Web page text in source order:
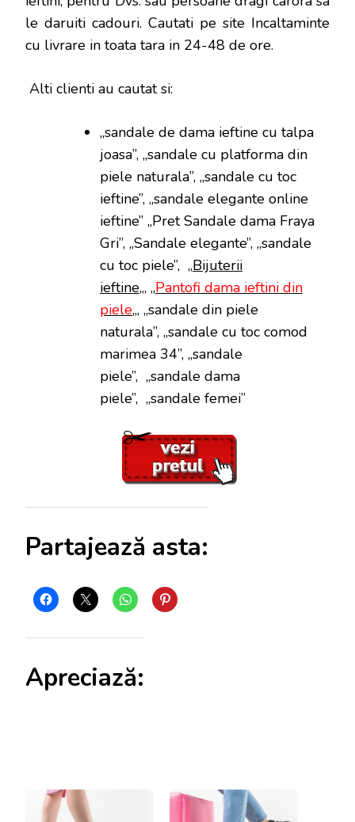
le daruiti cadouri. Cautati pe site Incaltaminte
cu livrare in toata tara in 24-48 de ore.
Alti clienti au cautat si:
„sandale de dama ieftine cu talpa
joasa”, „sandale cu platforma din
piele naturala”, „sandale cu toc
ieftine”, „sandale elegante online
ieftine” „Pret Sandale dama Fraya
Gri”, „Sandale elegante”, „sandale
cu toc piele”, „Bijuterii
ieftine„, „Pantofi dama ieftini din
piele„, „sandale din piele
naturala”, „sandale cu toc comod
marimea 34”, „sandale
piele”, „sandale dama
piele”, „sandale femei”
Partajează asta:
Apreciază: